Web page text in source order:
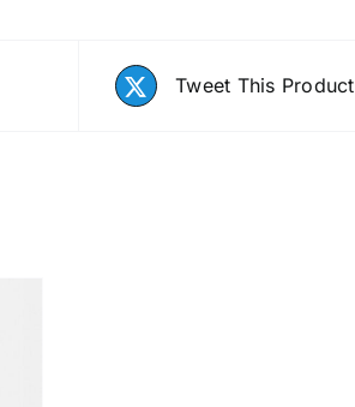
Tweet This Product